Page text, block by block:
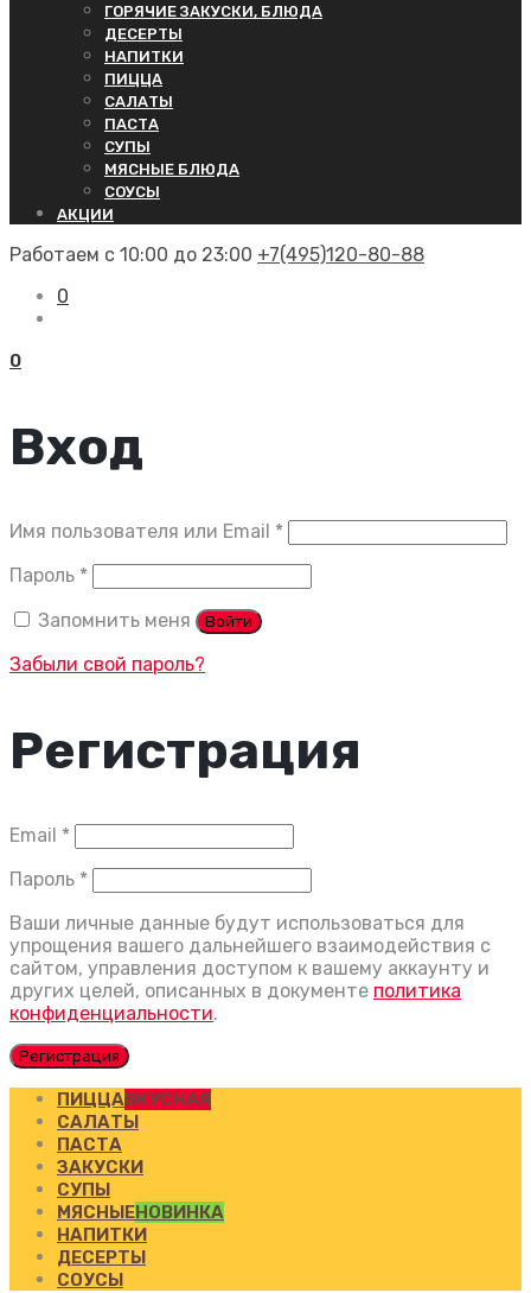
ГОРЯЧИЕ ЗАКУСКИ, БЛЮДА
ДЕСЕРТЫ
НАПИТКИ
ПИЦЦА
САЛАТЫ
ПАСТА
СУПЫ
МЯСНЫЕ БЛЮДА
СОУСЫ
АКЦИИ
Работаем с 10:00 до 23:00 +7(495)120-80-88
0
0
Вход
Имя пользователя или Email *
Пароль *
Запомнить меня Войти
Забыли свой пароль?
Регистрация
Email *
Пароль *
Ваши личные данные будут использоваться для
упрощения вашего дальнейшего взаимодействия с
сайтом, управления доступом к вашему аккаунту и
других целей, описанных в документе политика
конфиденциальности.
Регистрация
ПИЦЦАВКУСНАЯ
САЛАТЫ
ПАСТА
ЗАКУСКИ
СУПЫ
МЯСНЫЕНОВИНКА
НАПИТКИ
ДЕСЕРТЫ
СОУСЫ